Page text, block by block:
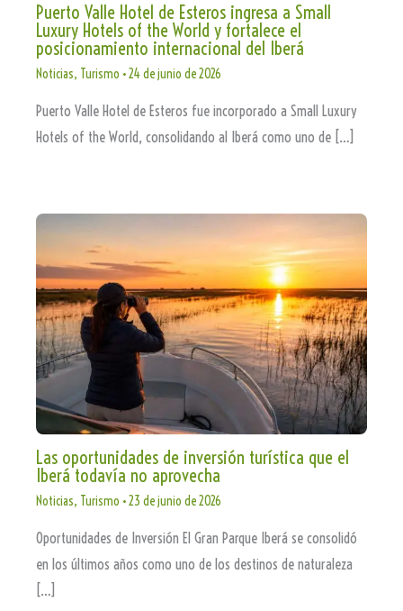
Puerto Valle Hotel de Esteros ingresa a Small
Luxury Hotels of the World y fortalece el
posicionamiento internacional del Iberá
Noticias, Turismo •24 de junio de 2026
Puerto Valle Hotel de Esteros fue incorporado a Small Luxury
Hotels of the World, consolidando al Iberá como uno de […]
Las oportunidades de inversión turística que el
Iberá todavía no aprovecha
Noticias, Turismo •23 de junio de 2026
Oportunidades de Inversión El Gran Parque Iberá se consolidó
en los últimos años como uno de los destinos de naturaleza
[…]